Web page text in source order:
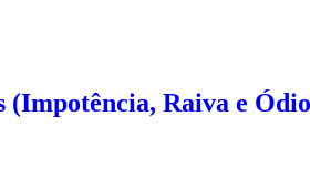
(Impotência, Raiva e